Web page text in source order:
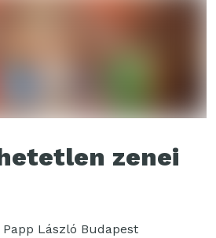
zenei
László Budapest